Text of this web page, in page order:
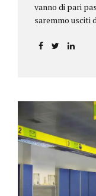
vanno di pari
saremmo usciti